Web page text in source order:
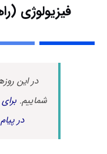
فیزیولوژی
در این
شماییم.
در